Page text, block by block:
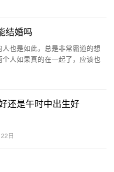
结婚吗
也是如此，总是非常霸道的想
人如果真的在一起了，应该也
还是午时中出生好
日